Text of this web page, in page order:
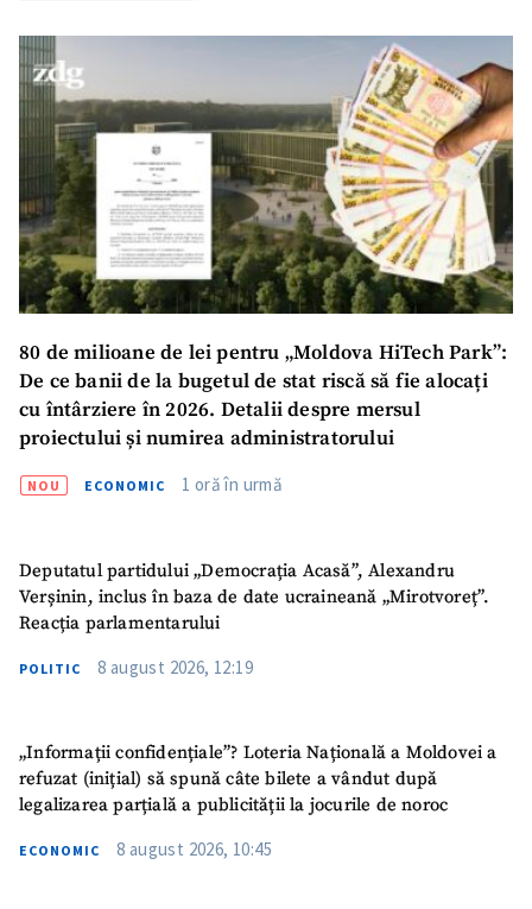
80 de milioane de lei pentru „Moldova HiTech Park”:
De ce banii de la bugetul de stat riscă să fie alocați
cu întârziere în 2026. Detalii despre mersul
proiectului și numirea administratorului
NOU ECONOMIC 1 oră în urmă
Deputatul partidului „Democrația Acasă”, Alexandru
Verșinin, inclus în baza de date ucraineană „Mirotvoreț”.
Reacția parlamentarului
POLITIC 8 august 2026, 12:19
„Informații confidențiale”? Loteria Națională a Moldovei a
refuzat (inițial) să spună câte bilete a vândut după
legalizarea parțială a publicității la jocurile de noroc
ECONOMIC 8 august 2026, 10:45
Sursă anonimă
Email+ Emailul meu
Telefon
+ Telefon personal
Am citit și sunt de
acord cu politica de
TRIMITE ȘTIREA